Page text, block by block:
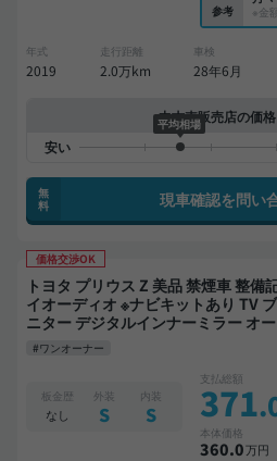
参考
※金
年式
2019
走行距離
2.0万km
車検
28年6月
中古車販売店の価
平均相場
無
料
現車確認を問い
価格交渉OK
トヨタ プリウス Z 美品 禁煙車 整備記録簿あり ディスプレ
イオーディオ ※ナビキットあり TV
ニター デジタルインナーミラー オ
キー ETC 電動バックドア バックモ
ライブレコーダー 衝突軽減
#ワンオーナー
板金歴
なし
外装
S
内装
S
支払総額
371
本体価格
360.0万円